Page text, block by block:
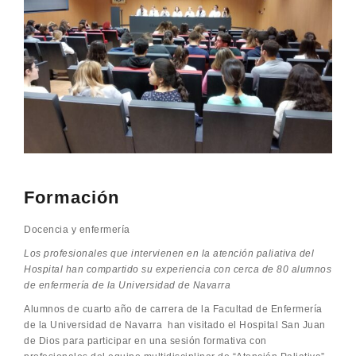
Formación
Docencia y enfermería
Los profesionales que intervienen en la atención paliativa del
Hospital han compartido su experiencia con cerca de 80 alumnos
de enfermería de la Universidad de Navarra
Alumnos de cuarto año de carrera de la Facultad de Enfermería
de la Universidad de Navarra han visitado el Hospital San Juan
de Dios para participar en una sesión formativa con